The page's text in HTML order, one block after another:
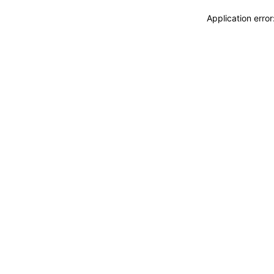
Application